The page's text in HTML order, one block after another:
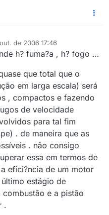
de 2006 17:46
h? fuma?a , h? fogo …
que total que o
em larga escala) será
, compactos e fazendo
de velocidade
para tal fim
. de maneira que as
. não consigo
essa em termos de
efici?ncia de um motor
estágio de
e a pistão
.